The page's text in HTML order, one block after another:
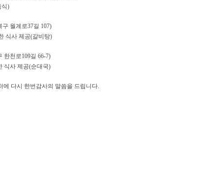
식)
월계로37길 107)
식사 제공(갈비탕)
한천로109길 66-7)
식사 제공(순대국)
에 다시 한번 감사의 말씀을 드립니다.